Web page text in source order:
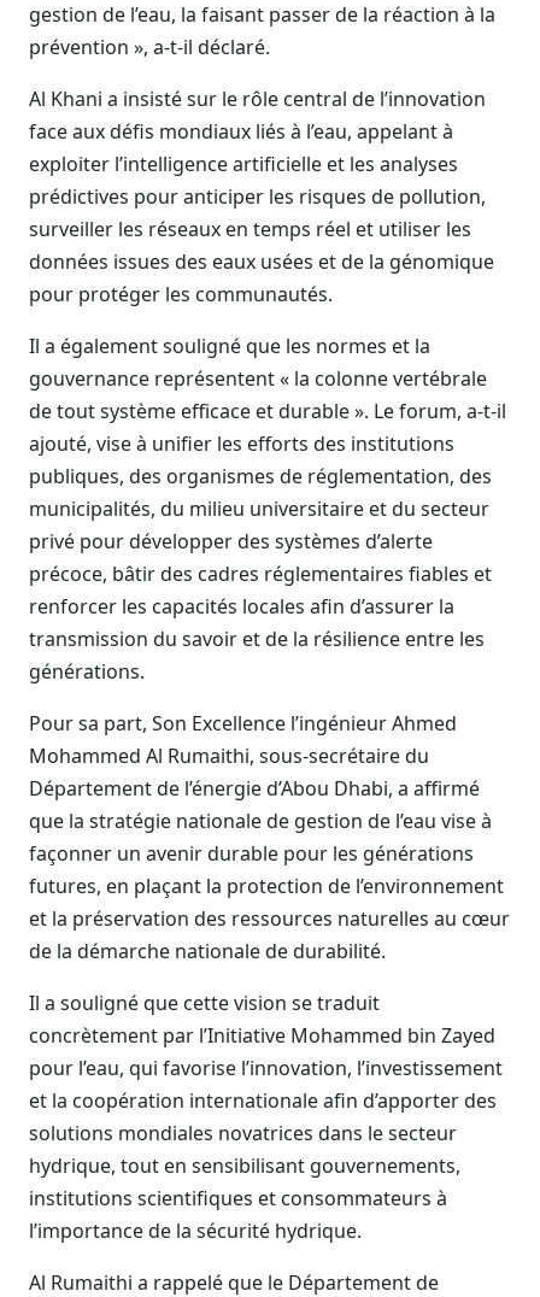
gestion de l’eau, la faisant passer de la réaction à la
prévention », a-t-il déclaré.
Al Khani a insisté sur le rôle central de l’innovation
face aux défis mondiaux liés à l’eau, appelant à
exploiter l’intelligence artificielle et les analyses
prédictives pour anticiper les risques de pollution,
surveiller les réseaux en temps réel et utiliser les
données issues des eaux usées et de la génomique
pour protéger les communautés.
Il a également souligné que les normes et la
gouvernance représentent « la colonne vertébrale
de tout système efficace et durable ». Le forum, a-t-il
ajouté, vise à unifier les efforts des institutions
publiques, des organismes de réglementation, des
municipalités, du milieu universitaire et du secteur
privé pour développer des systèmes d’alerte
précoce, bâtir des cadres réglementaires fiables et
renforcer les capacités locales afin d’assurer la
transmission du savoir et de la résilience entre les
générations.
Pour sa part, Son Excellence l’ingénieur Ahmed
Mohammed Al Rumaithi, sous-secrétaire du
Département de l’énergie d’Abou Dhabi, a affirmé
que la stratégie nationale de gestion de l’eau vise à
façonner un avenir durable pour les générations
futures, en plaçant la protection de l’environnement
et la préservation des ressources naturelles au cœur
de la démarche nationale de durabilité.
Il a souligné que cette vision se traduit
concrètement par l’Initiative Mohammed bin Zayed
pour l’eau, qui favorise l’innovation, l’investissement
et la coopération internationale afin d’apporter des
solutions mondiales novatrices dans le secteur
hydrique, tout en sensibilisant gouvernements,
institutions scientifiques et consommateurs à
l’importance de la sécurité hydrique.
Al Rumaithi a rappelé que le Département de